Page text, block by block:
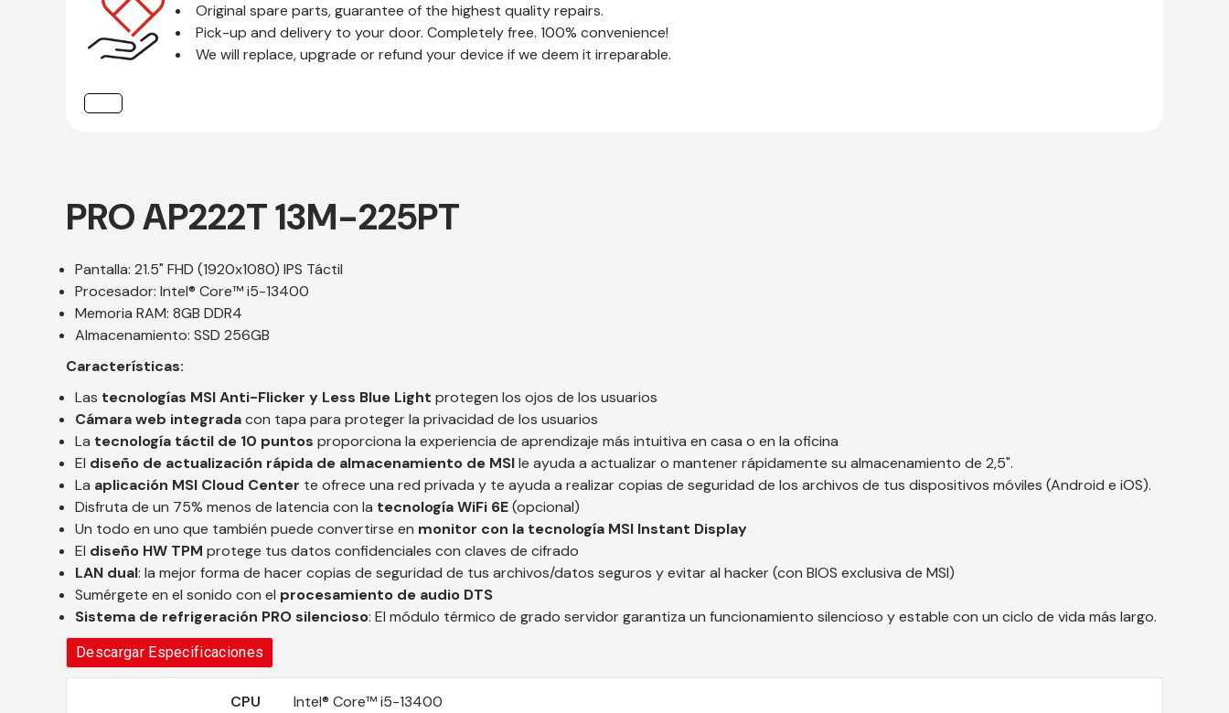
Original spare parts, guarantee of the highest quality repairs.
Pick-up and delivery to your door. Completely free. 100% convenience!
We will replace, upgrade or refund your device if we deem it irreparable.
PRO AP222T 13M-225PT
Pantalla: 21.5" FHD (1920x1080) IPS Táctil
Procesador: Intel® Core™ i5-13400
Memoria RAM: 8GB DDR4
Almacenamiento: SSD 256GB
Características:
Las tecnologías MSI Anti-Flicker y Less Blue Light protegen los ojos de los usuarios
Cámara web integradacon tapa para proteger la privacidad de los usuarios
La tecnología táctil de 10 puntos proporciona la experiencia de aprendizaje más intuitiva en casa o en la oficina
El diseño de actualización rápida de almacenamiento de MSIle ayuda a actualizar o mantener rápidamente su almacenamiento de 2,5".
La aplicación MSI Cloud Center te ofrece una red privada y te ayuda a realizar copias de seguridad de los archivos de tus dispositivos móviles (Android e iOS).
Disfruta de un 75% menos de latencia con la tecnología WiFi 6E(opcional)
Un todo en uno que también puede convertirse en monitor con la tecnología MSI Instant Display
El diseño HW TPM protege tus datos confidenciales con claves de cifrado
LAN dual: la mejor forma de hacer copias de seguridad de tus archivos/datos seguros y evitar al hacker (con BIOS exclusiva de MSI)
Sumérgete en el sonido con el procesamiento de audio DTS
Sistema de refrigeración PRO silencioso: El módulo térmico de grado servidor garantiza un funcionamiento silencioso y estable con un ciclo de vida más largo.
Descargar Especificaciones
CPU Intel® Core™ i5-13400